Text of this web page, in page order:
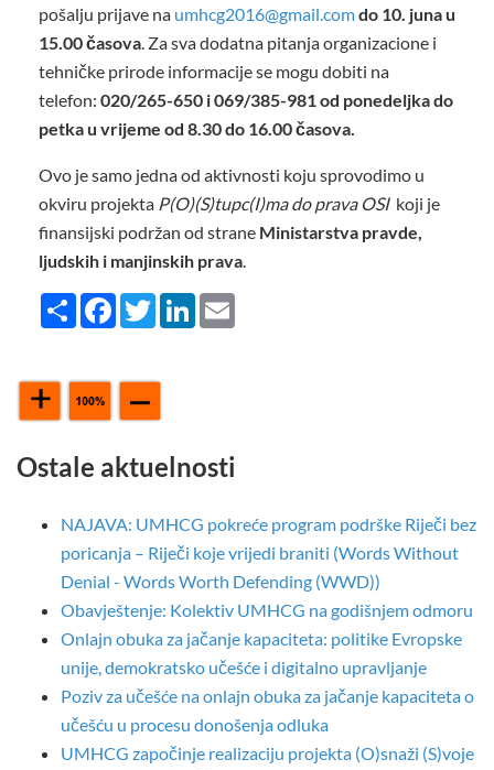
pošalju prijave na umhcg2016@gmail.comdo 10. juna u
15.00 časova. Za sva dodatna pitanja organizacione i
tehničke prirode informacije se mogu dobiti na
telefon: 020/265-650 i 069/385-981 od ponedeljka do
petka u vrijeme od 8.30 do 16.00 časova.
Ovo je samo jedna od aktivnosti koju sprovodimo u
okviru projekta P(O)(S)tupc(I)ma do prava OSI koji je
finansijski podržan od strane Ministarstva pravde,
ljudskih i manjinskih prava.
Share FacebookTwitterLinkedIn
Ostale aktuelnosti
NAJAVA: UMHCG pokreće program podrške Riječi bez
poricanja – Riječi koje vrijedi braniti (Words Without
Denial - Words Worth Defending (WWD))
Obavještenje: Kolektiv UMHCG na godišnjem odmoru
Onlajn obuka za jačanje kapaciteta: politike Evropske
unije, demokratsko učešće i digitalno upravljanje
Poziv za učešće na onlajn obuka za jačanje kapaciteta o
učešću u procesu donošenja odluka
UMHCG započinje realizaciju projekta (O)snaži (S)voje